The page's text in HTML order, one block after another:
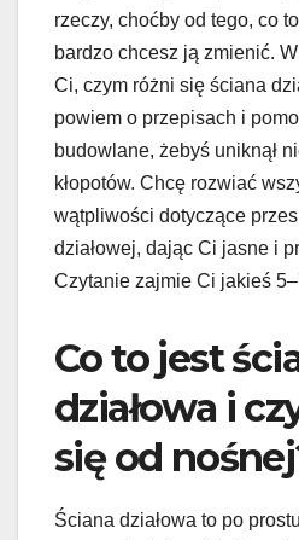
rzeczy, choćby od tego, co
bardzo chcesz ją zmienić.
Ci, czym różni się ściana
powiem o przepisach i
budowlane, żebyś uniknął
kłopotów. Chcę rozwiać
wątpliwości dotyczące
działowej, dając Ci jasne i
Czytanie zajmie Ci jakieś
Co to jest
działowa i
się od
Ściana działowa to po